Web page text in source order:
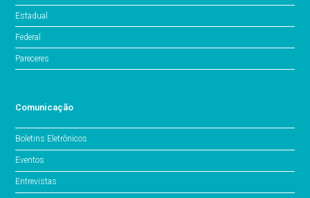
Estadual
Federal
Pareceres
Comunicação
Boletins Eletrônicos
Eventos
Entrevistas